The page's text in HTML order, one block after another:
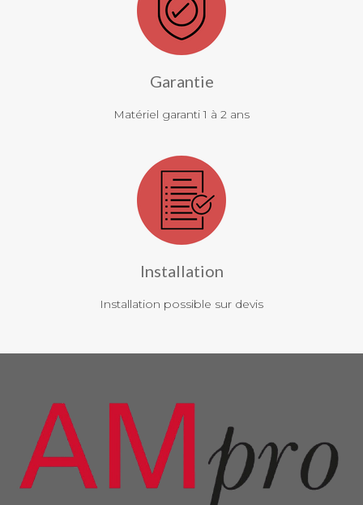
Garantie
Matériel garanti 1 à 2 ans
Installation
Installation possible sur devis